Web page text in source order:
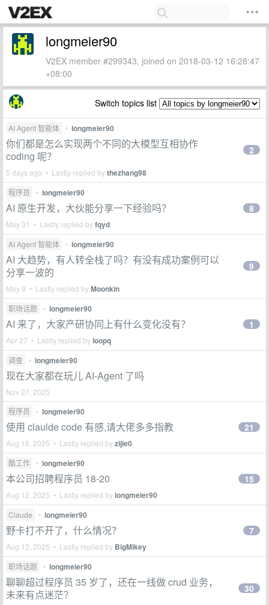
longmeier90
V2EX member #299343, joined on 2018-03-12 16:28:47
+08:00
Switch topics list
AI Agent 智能体 • longmeier90
你们都是怎么实现两个不同的大模型互相协作
coding 呢？
5 days ago • Lastly replied bythezhang98
2
程序员 • longmeier90
AI 原生开发，大伙能分享一下经验吗？
May 31 • Lastly replied byfqyd
8
AI Agent 智能体 • longmeier90
AI 大趋势，有人转全栈了吗？有没有成功案例可以
分享一波的
May 9 • Lastly replied byMoonkin
9
职场话题 • longmeier90
AI 来了，大家产研协同上有什么变化没有？
Apr 27 • Lastly replied byloopq
1
调查 • longmeier90
现在大家都在玩儿 AI-Agent 了吗
Nov 27, 2025
程序员
• longmeier90
使用 claulde code 有感,请大佬多多指教
Aug 16, 2025 • Lastly replied byzijie0
21
酷工作 • longmeier90
本公司招聘程序员 18-20
Aug 12, 2025 • Lastly replied bylongmeier90
15
Claude • longmeier90
野卡打不开了，什么情况？
Aug 12, 2025 • Lastly replied by BigMikey
7
职场话题 • longmeier90
聊聊超过程序员 35 岁了，还在一线做 crud 业务，
未来有点迷茫？
30